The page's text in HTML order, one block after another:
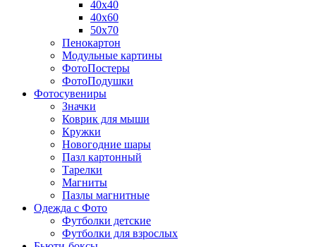
40х40
40х60
50х70
Пенокартон
Модульные картины
ФотоПостеры
ФотоПодушки
Фотоcувениры
Значки
Коврик для мыши
Кружки
Новогодние шары
Пазл картонный
Тарелки
Магниты
Пазлы магнитные
Одежда с Фото
Футболки детские
Футболки для взрослых